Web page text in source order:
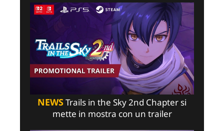
NEWSTrails in the Sky 2nd Chapter si
mette in mostra con un trailer